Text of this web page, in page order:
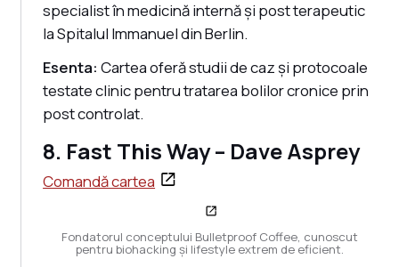
specialist în medicină internă și post terapeutic
la Spitalul Immanuel din Berlin.
Esenta: Cartea oferă studii de caz și protocoale
testate clinic pentru tratarea bolilor cronice prin
post controlat.
8. Fast This Way – Dave Asprey
Comandă cartea
Fondatorul conceptului Bulletproof Coffee, cunoscut
pentru biohacking și lifestyle extrem de eficient.